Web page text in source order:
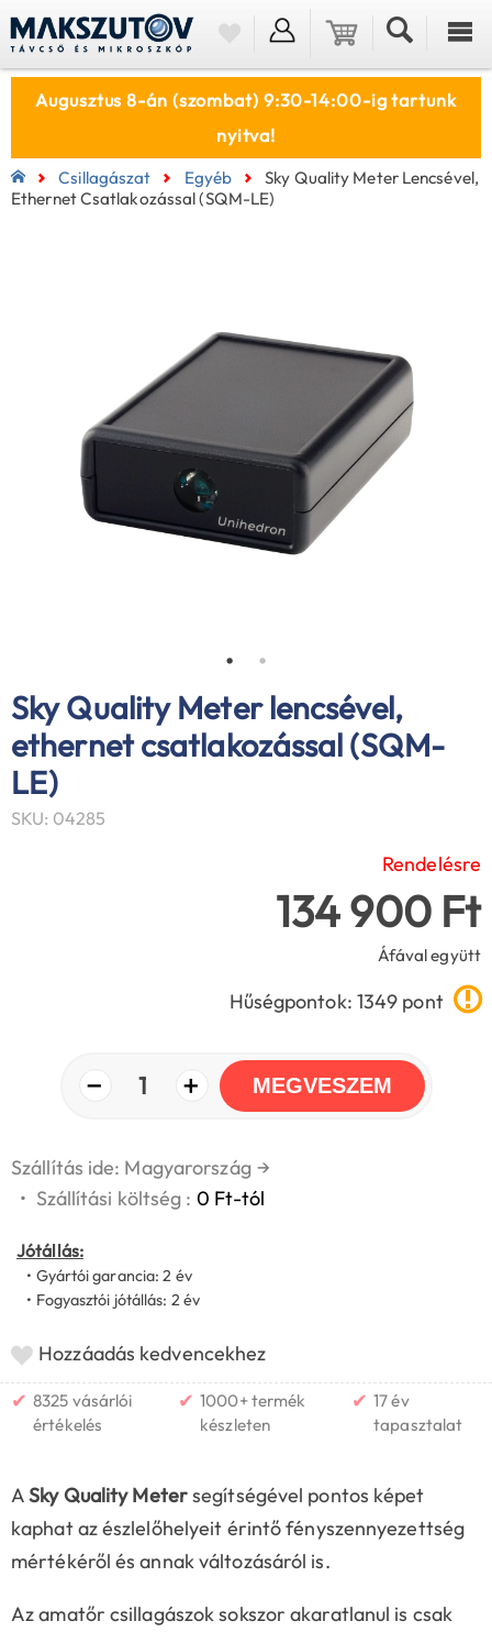
Augusztus 8-án (szombat) 9:30-14:00-ig tartunk
nyitva!
Csillagászat Egyéb
Sky Quality Meter Lencsével,
Ethernet Csatlakozással (SQM-LE)
Sky Quality Meter lencsével,
ethernet csatlakozással (SQM-
LE)
SKU: 04285
Rendelésre
134 900 Ft
Áfával együtt
Hűségpontok: 1349 pont
− 1 + MEGVESZEM
Szállítás ide: Magyarország →
• Szállítási költség : 0 Ft-tól
Jótállás:
• Gyártói garancia: 2 év
• Fogyasztói jótállás: 2 év
Hozzáadás kedvencekhez
✔ 8325 vásárlói
értékelés
✔ 1000+ termék
készleten
✔ 17 év
tapasztalat
ASky Quality Metersegítségével pontos képet
kaphat az észlelőhelyeit érintő fényszennyezettség
mértékéről és annak változásáról is.
Az amatőr csillagászok sokszor akaratlanul is csak